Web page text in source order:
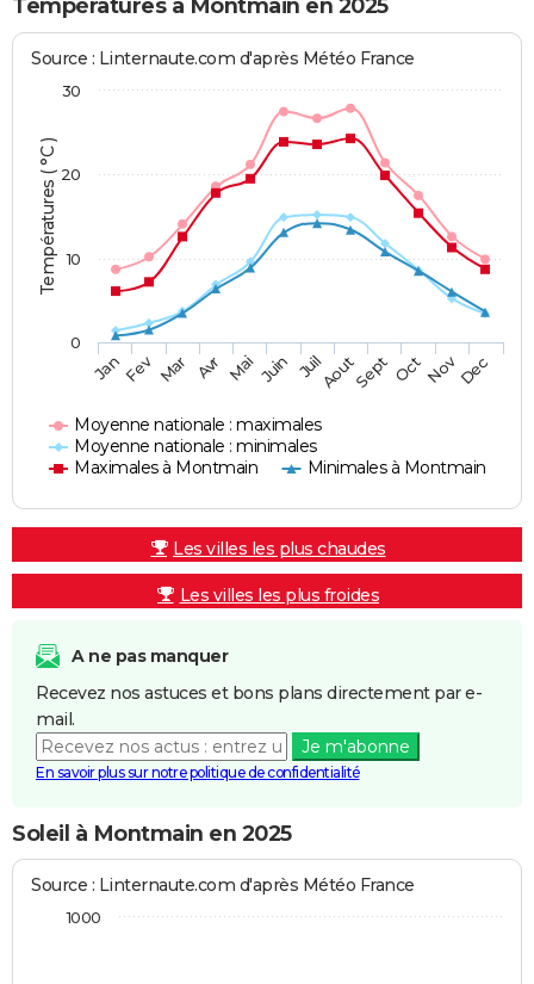
Températures à Montmain en 2025
Températures ( °C )
Source : Linternaute.com d'après Météo France
Moyenne nationale : maximales
Moyenne nationale : minimales
Maximales à Montmain
Minimales à Montmain
JanFev Mar Avr Mai Juin JuilAoutSept OctNovDec
0
10
20
30
Les villes les plus chaudes
Les villes les plus froides
A ne pas manquer
Recevez nos astuces et bons plans directement par e-
mail.
Je m'abonne
En savoir plus sur notre politique de confidentialité
Soleil à Montmain en 2025
Source : Linternaute.com d'après Météo France
1000